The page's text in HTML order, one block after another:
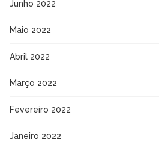
Junho 2022
Maio 2022
Abril 2022
Março 2022
Fevereiro 2022
Janeiro 2022